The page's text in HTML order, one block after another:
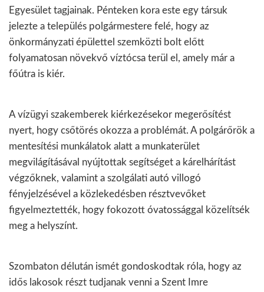
Egyesület tagjainak. Pénteken kora este egy társuk
jelezte a település polgármestere felé, hogy az
önkormányzati épülettel szemközti bolt előtt
folyamatosan növekvő víztócsa terül el, amely már a
főútra is kiér.
A vízügyi szakemberek kiérkezésekor megerősítést
nyert, hogy csőtörés okozza a problémát. A polgárőrök a
mentesítési munkálatok alatt a munkaterület
megvilágításával nyújtottak segítséget a kárelhárítást
végzőknek, valamint a szolgálati autó villogó
fényjelzésével a közlekedésben résztvevőket
figyelmeztették, hogy fokozott óvatossággal közelítsék
meg a helyszínt.
Szombaton délután ismét gondoskodtak róla, hogy az
idős lakosok részt tudjanak venni a Szent Imre